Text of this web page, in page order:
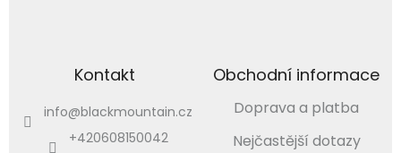
Kontakt
info@blackmountain.cz
+420608150042
Obchodní informace
Doprava a platba
Nejčastější dotazy